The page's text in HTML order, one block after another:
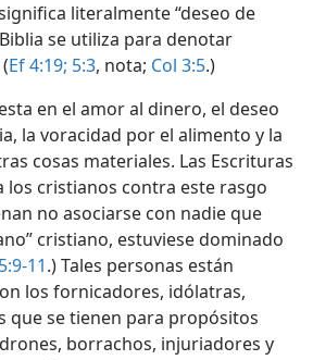
literalmente “deseo de
se utiliza para denotar
Ef 4:19; 5:3, nota; Col 3:5.)
en el amor al dinero, el deseo
la voracidad por el alimento y la
cosas materiales. Las Escrituras
los cristianos contra este rasgo
no asociarse con nadie que
cristiano, estuviese dominado
11.) Tales personas están
los fornicadores, idólatras,
que se tienen para propósitos
borrachos, injuriadores y